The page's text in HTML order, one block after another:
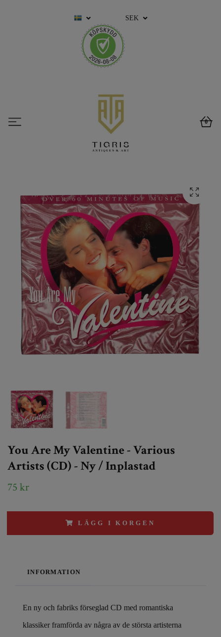
SEK
0
You Are My Valentine - Various
Artists (CD) - Ny / Inplastad
75 kr
LÄGG I KORGEN
INFORMATION
En ny och fabriks förseglad CD med romantiska
klassiker framförda av några av de största artisterna